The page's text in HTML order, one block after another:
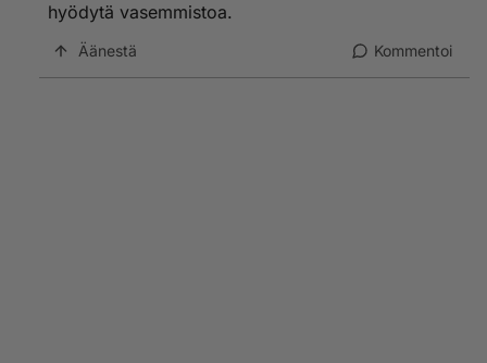
hyödytä vasemmistoa.
Äänestä Kommentoi